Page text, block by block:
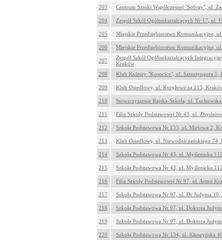
203
Centrum Sztuki Współczesnej "Solvay", ul.
204 Zespół Szkół Ogólnokształcących Nr 17, ul.
205 Miejskie Przedsiębiorstwo Komunikacyjne,
206 Miejskie Przedsiębiorstwo Komunikacyjne,
207
Zespół Szkół Ogólnokształcących
Kraków
208
Klub Kultury "Kosocice", ul. Sztautyngera 5,
209 Klub Osiedlowy, ul. Kuryłowicza 115,
210 Stowarzyszenie Rajska-Szkoła, ul.
211 Filia Szkoły Podstawowej Nr 43, ul.
212 Szkoła Podstawowa Nr 135, ul. Mirtowa 2,
213 Klub Osiedlowy, ul. Niewodniczańskiego 74,
214 Szkoła Podstawowa Nr 43, ul. Myślenicka
215 Szkoła Podstawowa Nr 43, ul. Myślenicka
216 Filia Szkoły Podstawowej Nr 97, ul. Armii
217 Szkoła Podstawowa Nr 97, ul. Dr Judyma
218 Szkoła Podstawowa Nr 97, ul. Doktora
219 Szkoła Podstawowa Nr 97, ul. Doktora
220 Szkoła Podstawowa Nr 134, ul. Kłuszyńska